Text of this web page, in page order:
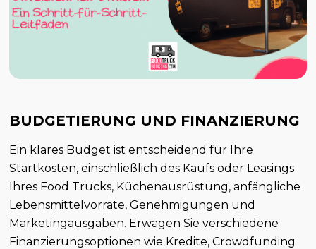
BUDGETIERUNG UND FINANZIERUNG
Ein klares Budget ist entscheidend für Ihre
Startkosten, einschließlich des Kaufs oder Leasings
Ihres Food Trucks, Küchenausrüstung, anfängliche
Lebensmittelvorräte, Genehmigungen und
Marketingausgaben. Erwägen Sie verschiedene
Finanzierungsoptionen wie Kredite, Crowdfunding